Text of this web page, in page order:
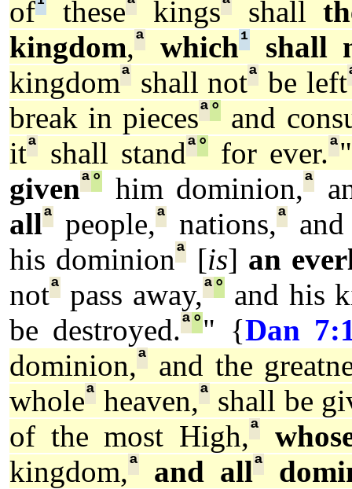
of¹ theseª kingsª shall
kingdom,ª which¹
shall
kingdomª shall notª be left
break in piecesª°
and
itª shall standª°for ever.ª
givenª° him dominion,ª
allª people,ª nations,ªand
his dominionª [is] an
notª pass away,ª°and his
be destroyed.ª°" {Dan
dominion,ª
and the
wholeª heaven,ª shall be
of the most High,ª
kingdom,ª and allª